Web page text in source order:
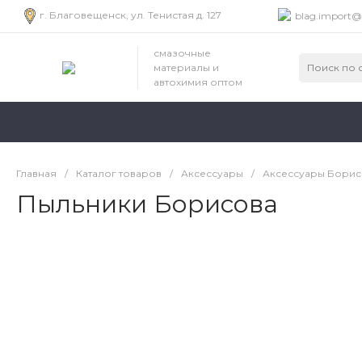
г. Благовещенск, ул. Тенистая д. 127
смазочные
материалы и
автохимия оптом
Главная / Каталог товаров / Аксессуары / Аксессуары
Пыльники Борисова